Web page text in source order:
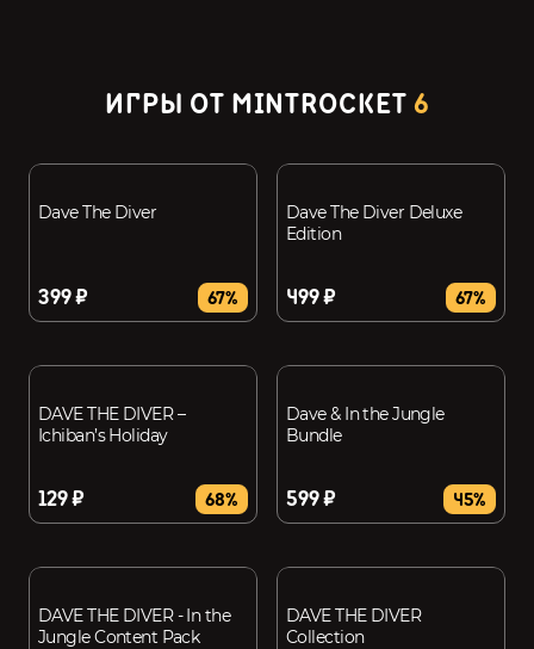
ИГРЫ ОТ MINTROCKET6
Dave The Diver
399 ₽ 67%
Dave The Diver Deluxe
Edition
499 ₽ 67%
DAVE THE DIVER –
Ichiban’s Holiday
129 ₽ 68%
Dave & In the Jungle
Bundle
599 ₽ 45%
DAVE THE DIVER - In the
Jungle Content Pack
DAVE THE DIVER
Collection